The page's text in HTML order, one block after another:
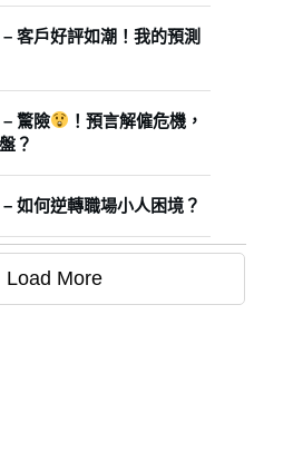
客戶好評如潮！我的預測
驚險
！預言解僱危機，
？
如何逆轉職場小人困境？
Load More